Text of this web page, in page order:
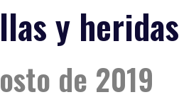
y heridas
de 2019